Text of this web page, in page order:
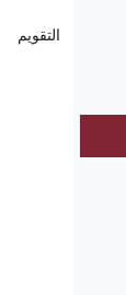
التقويم